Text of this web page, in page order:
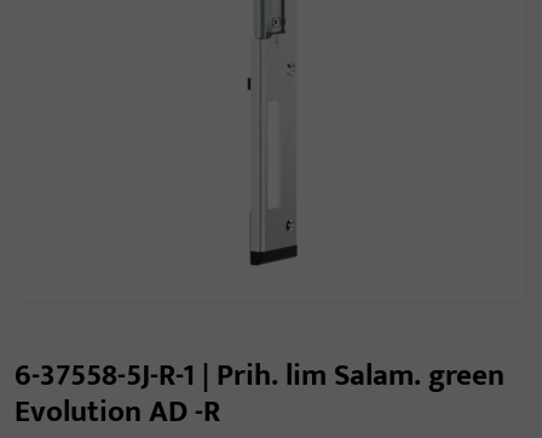
6-37558-5J-R-1 | Prih. lim Salam. green
Evolution AD -R